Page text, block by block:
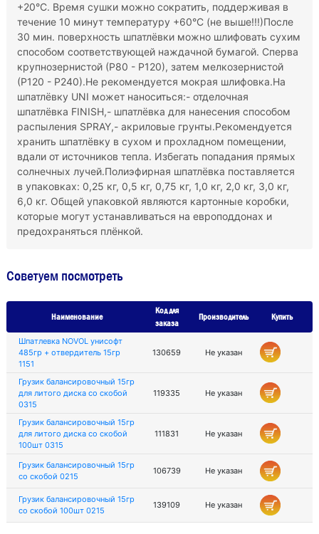
+20°С. Время сушки можно сократить, поддерживая в
течение 10 минут температуру +60°С (не выше!!!)После
30 мин. поверхность шпатлёвки можно шлифовать сухим
способом соответствующей наждачной бумагой. Сперва
крупнозернистой (Р80 - Р120), затем мелкозернистой
(Р120 - Р240).Не рекомендуется мокрая шлифовка.На
шпатлёвку UNI может наноситься:- отделочная
шпатлёвка FINISH,- шпатлёвка для нанесения способом
распыления SPRAY,- акриловые грунты.Рекомендуется
хранить шпатлёвку в сухом и прохладном помещении,
вдали от источников тепла. Избегать попадания прямых
солнечных лучей.Полиэфирная шпатлёвка поставляется
в упаковках: 0,25 кг, 0,5 кг, 0,75 кг, 1,0 кг, 2,0 кг, 3,0 кг,
6,0 кг. Общей упаковкой являются картонные коробки,
которые могут устанавливаться на европоддонах и
предохраняться плёнкой.
Советуем посмотреть
Наименование
Код для
заказа
Производитель Купить
Шпатлевка NOVOL унисофт
485гр + отвердитель 15гр
1151
130659 Не указан
Грузик балансировочный 15гр
для литого диска со скобой
0315
119335 Не указан
Грузик балансировочный 15гр
для литого диска со скобой
100шт 0315
111831 Не указан
Грузик балансировочный 15гр
со скобой 0215
106739 Не указан
Грузик балансировочный 15гр
со скобой 100шт 0215
139109 Не указан